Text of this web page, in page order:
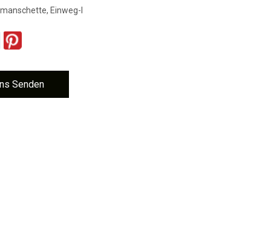
Einweg-I
Senden